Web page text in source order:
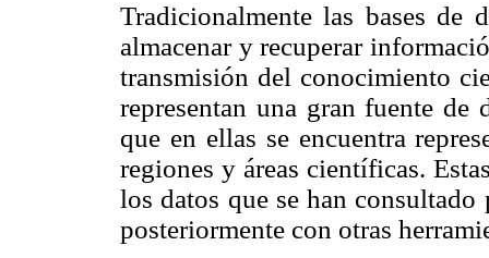
Tradicionalmente las bases de
almacenar y recuperar
transmisión del conocimiento
representan una gran fuente
que en ellas se encuentra
regiones y áreas científicas.
los datos que se han consultado
posteriormente con otras